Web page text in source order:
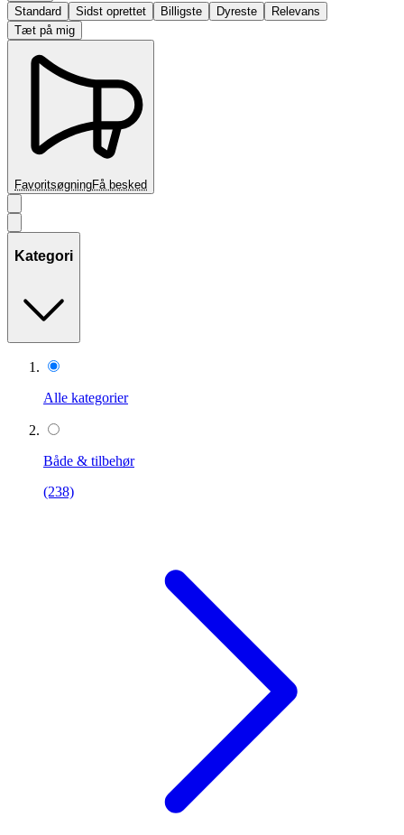
Standard
Sidst oprettet Billigste Dyreste
Relevans
Tæt på mig
FavoritsøgningFå besked
Kategori
Alle kategorier
Både & tilbehør
(238)